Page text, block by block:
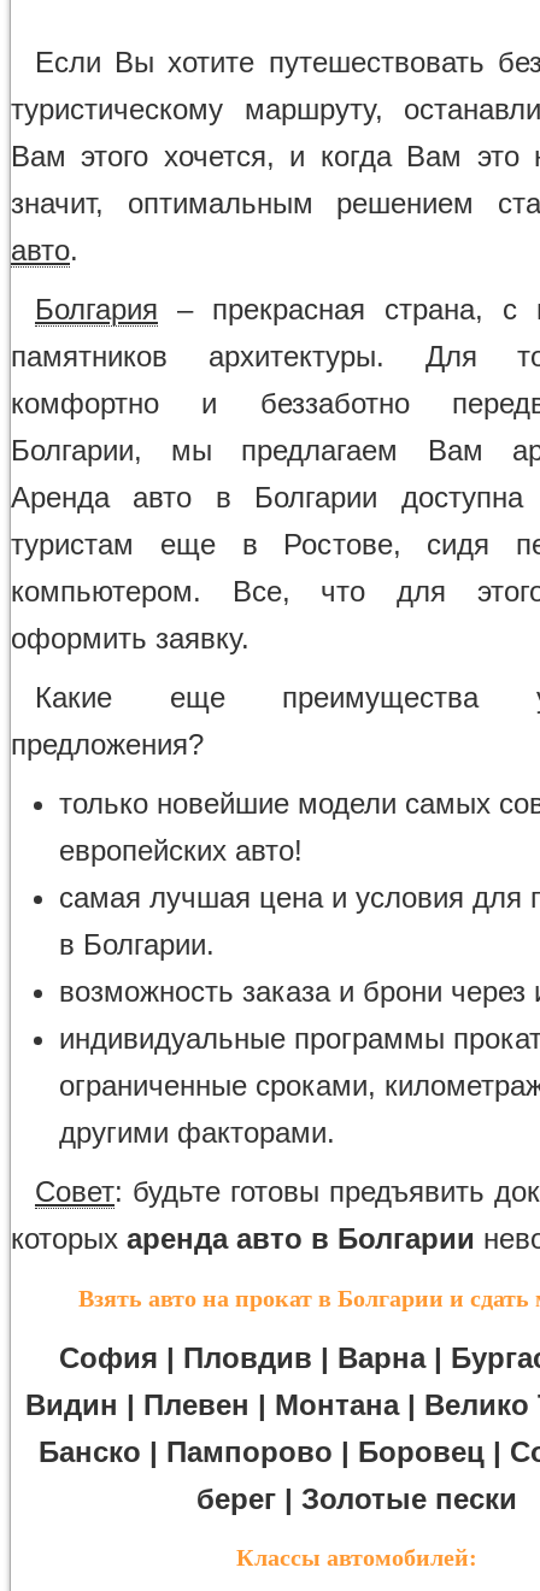
Если Вы хотите путешествовать
туристическому маршруту,
Вам этого хочется, и когда Вам это
значит, оптимальным решением
авто.
Болгария – прекрасная страна, с
памятников архитектуры. Для
комфортно и беззаботно
Болгарии, мы предлагаем Вам
Аренда авто в Болгарии доступна
туристам еще в Ростове, сидя
компьютером. Все, что для
оформить заявку.
Какие еще преимущества
предложения?
только новейшие модели самых
европейских авто!
самая лучшая цена и условия для
в Болгарии.
возможность заказа и брони через
индивидуальные программы
ограниченные сроками,
другими факторами.
Совет: будьте готовы предъявить
которых аренда авто в Болгарии
Взять авто на прокат в Болгарии и
София | Пловдив | Варна |
Видин | Плевен | Монтана |
Банско | Пампорово | Боровец |
берег | Золотые пески
Классы автомобилей: